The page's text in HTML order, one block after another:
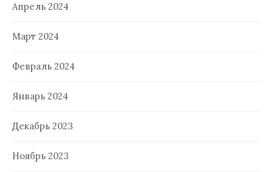
Апрель 2024
Март 2024
Февраль 2024
Январь 2024
Декабрь 2023
Ноябрь 2023